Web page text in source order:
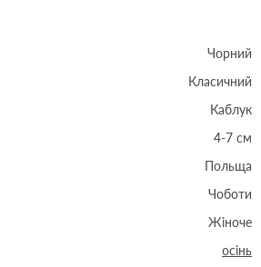
Чорний
Класичний
Каблук
4-7 см
Польща
Чоботи
Жіноче
осінь